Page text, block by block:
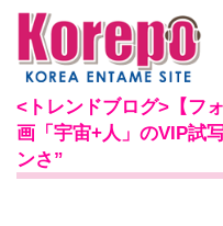
<トレンドブログ>【フ
画「宇宙+人」のVIP試
ンさ”